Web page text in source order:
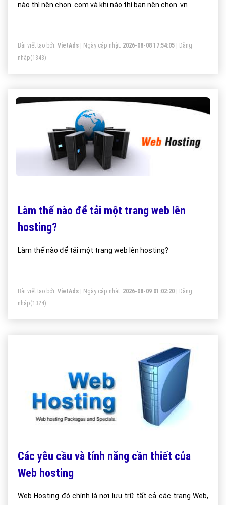
nào thì nên chọn .com và khi nào thì bạn nên chọn .vn
Bài viết tạo bởi: VietAds | Ngày cập nhật: 2026-08-08 17:54:05
Đăng
nhập(1343)
Làm thế nào để tải một trang web lên
hosting?
Làm thế nào để tải một trang web lên hosting?
Bài viết tạo bởi: VietAds | Ngày cập nhật: 2026-08-09 01:02:20
Đăng
nhập(1324)
Các yêu cầu và tính năng cần thiết của
Web hosting
Web Hosting đó chính là nơi lưu trữ tất cả các trang Web,